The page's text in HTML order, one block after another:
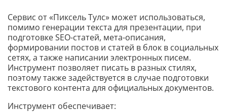
Сервис от «Пиксель Тулс» может использоваться,
помимо генерации текста для презентации, при
подготовке SEO-статей, мета-описания,
формировании постов и статей в блок в социальных
сетях, а также написании электронных писем.
Инструмент позволяет писать в разных стилях,
поэтому также задействуется в случае подготовки
текстового контента для официальных документов.
Инструмент обеспечивает: